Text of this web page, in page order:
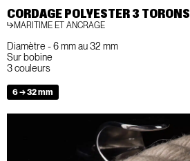
CORDAGE POLYESTER 3 TORONS
MARITIME ET ANCRAGE
Diamètre - 6 mm au 32 mm
Sur bobine
3 couleurs
6 → 32 mm